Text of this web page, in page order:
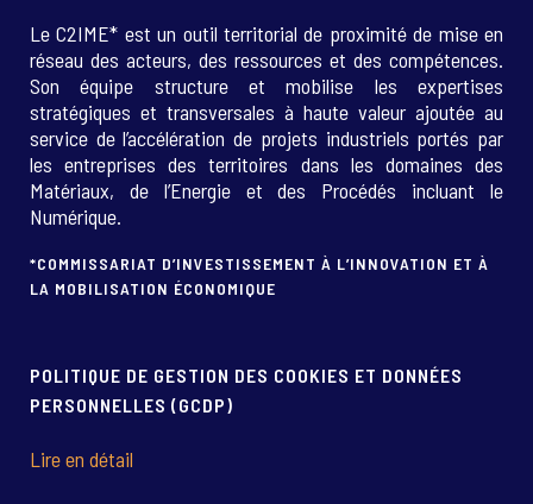
Le C2IME* est un outil territorial de proximité de mise en
réseau des acteurs, des ressources et des compétences.
Son équipe structure et mobilise les expertises
stratégiques et transversales à haute valeur ajoutée au
service de l’accélération de projets industriels portés par
les entreprises des territoires dans les domaines des
Matériaux, de l’Energie et des Procédés incluant le
Numérique.
*COMMISSARIAT D’INVESTISSEMENT À L’INNOVATION ET À
LA MOBILISATION ÉCONOMIQUE
POLITIQUE DE GESTION DES COOKIES ET DONNÉES
PERSONNELLES (GCDP)
Lire en détail